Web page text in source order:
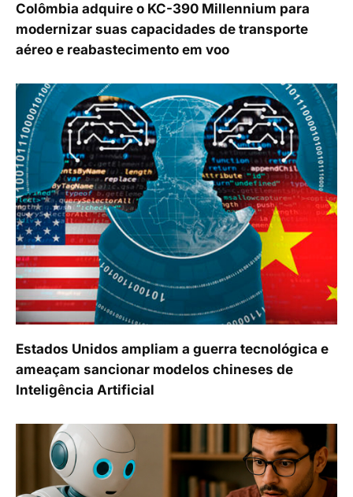
Colômbia adquire o KC-390 Millennium para
modernizar suas capacidades de transporte
aéreo e reabastecimento em voo
Estados Unidos ampliam a guerra tecnológica e
ameaçam sancionar modelos chineses de
Inteligência Artificial